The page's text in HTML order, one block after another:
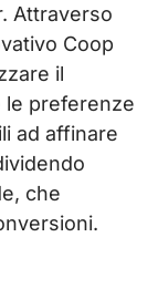
Attraverso
Coop
il
le preferenze
ad affinare
che